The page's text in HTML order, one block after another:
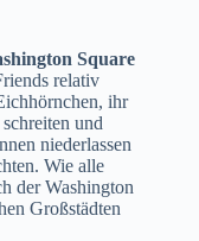
Square
relativ
ihr
schreiten und
niederlassen
Wie alle
der Washington
Großstädten